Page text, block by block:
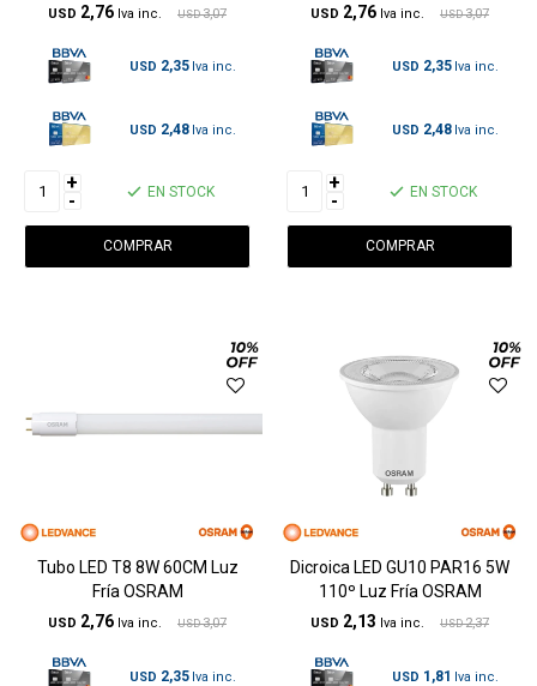
USD 2,76 USD 3,07
USD 2,35
USD 2,48
+
- EN STOCK
USD 2,76 USD 3,07
USD 2,35
USD 2,48
+
- EN STOCK
Tubo LED T8 8W 60CM Luz
Fría OSRAM
USD 2,76 USD 3,07
USD 2,35
Dicroica LED GU10 PAR16 5W
110º Luz Fría OSRAM
USD 2,13 USD 2,37
USD 1,81